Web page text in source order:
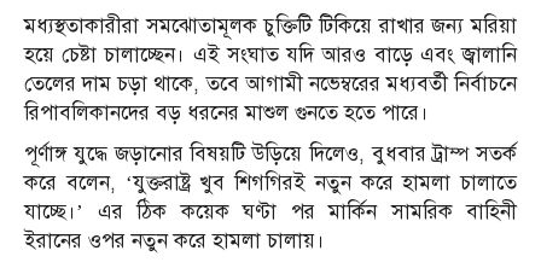
মধ্যস্থতাকারীরা সমঝোতামূলক চুক্তিটি টিকিয়ে রাখার জন্য মরিয়া
হয়ে চেষ্টা চালাচ্ছেন। এই সংঘাত যদি আরও বাড়ে এবং জ্বালানি
তেলের দাম চড়া থাকে, তবে আগামী নভেম্বরের মধ্যবর্তী নির্বাচনে
রিপাবলিকানদের বড় ধরনের মাশুল গুনতে হতে পারে।
পূর্ণাঙ্গ যুদ্ধে জড়ানোর বিষয়টি উড়িয়ে দিলেও, বুধবার ট্রাম্প সতর্ক
করে বলেন, ‘যুক্তরাষ্ট্র খুব শিগগিরই নতুন করে হামলা চালাতে
যাচ্ছে।’ এর ঠিক কয়েক ঘণ্টা পর মার্কিন সামরিক বাহিনী
ইরানের ওপর নতুন করে হামলা চালায়।